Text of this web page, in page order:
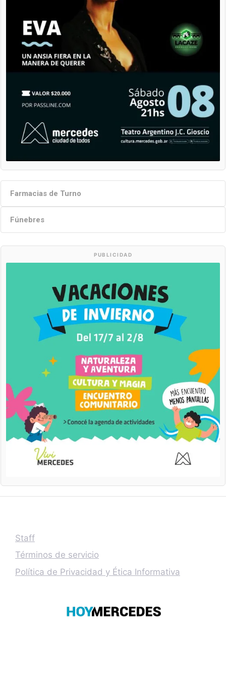
Farmacias de Turno
Fúnebres
PUBLICIDAD
Staff
Términos de servicio
Política de Privacidad y Ética Informativa